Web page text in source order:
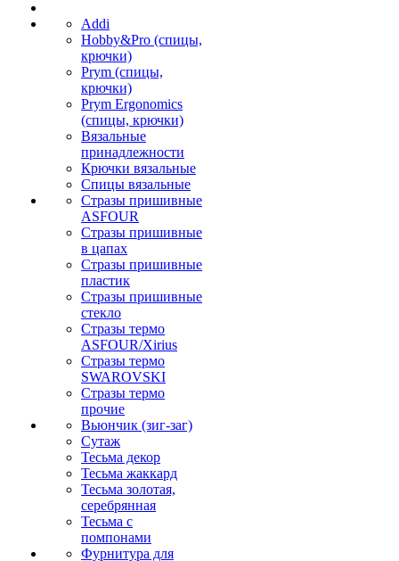
Addi
Hobby&Pro (спицы,
крючки)
Prym (спицы,
крючки)
Prym Ergonomics
(спицы, крючки)
Вязальные
принадлежности
Крючки вязальные
Спицы вязальные
Стразы пришивные
ASFOUR
Стразы пришивные
в цапах
Стразы пришивные
пластик
Стразы пришивные
стекло
Стразы термо
ASFOUR/Xirius
Стразы термо
SWAROVSKI
Стразы термо
прочие
Вьюнчик (зиг-заг)
Сутаж
Тесьма декор
Тесьма жаккард
Тесьма золотая,
серебрянная
Тесьма с
помпонами
Фурнитура для